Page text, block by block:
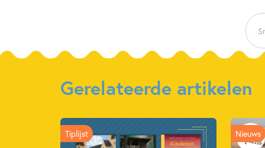
Gerelateerde artikelen
Tiplijst Nieuws